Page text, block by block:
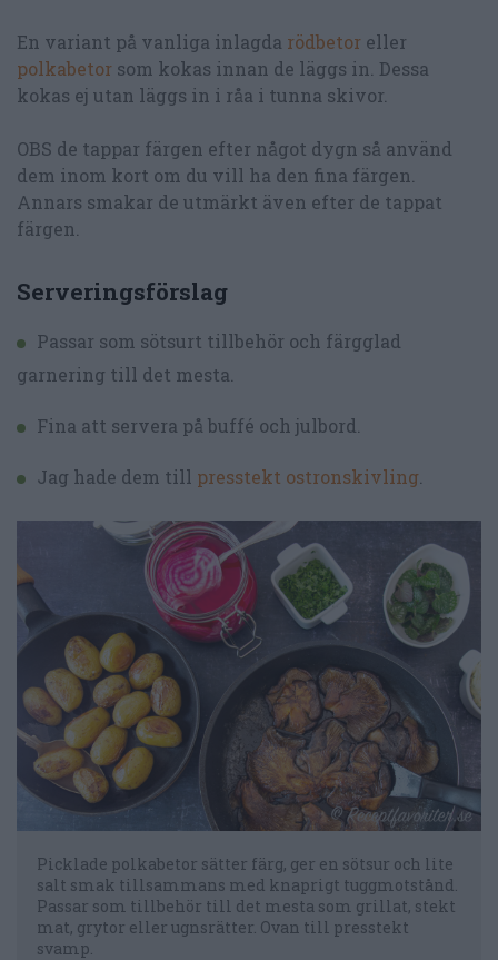
En variant på vanliga inlagda rödbetor eller
polkabetor som kokas innan de läggs in. Dessa
kokas ej utan läggs in i råa i tunna skivor.
OBS de tappar färgen efter något dygn så använd
dem inom kort om du vill ha den fina färgen.
Annars smakar de utmärkt även efter de tappat
färgen.
Serveringsförslag
Passar som sötsurt tillbehör och färgglad
garnering till det mesta.
Fina att servera på buffé och julbord.
Jag hade dem till presstekt ostronskivling.
Picklade polkabetor sätter färg, ger en sötsur och lite
salt smak tillsammans med knaprigt tuggmotstånd.
Passar som tillbehör till det mesta som grillat, stekt
mat, grytor eller ugnsrätter. Ovan till presstekt
svamp.